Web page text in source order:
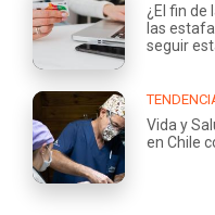
¿El fin de
las
seguir
Vida y
en Chile